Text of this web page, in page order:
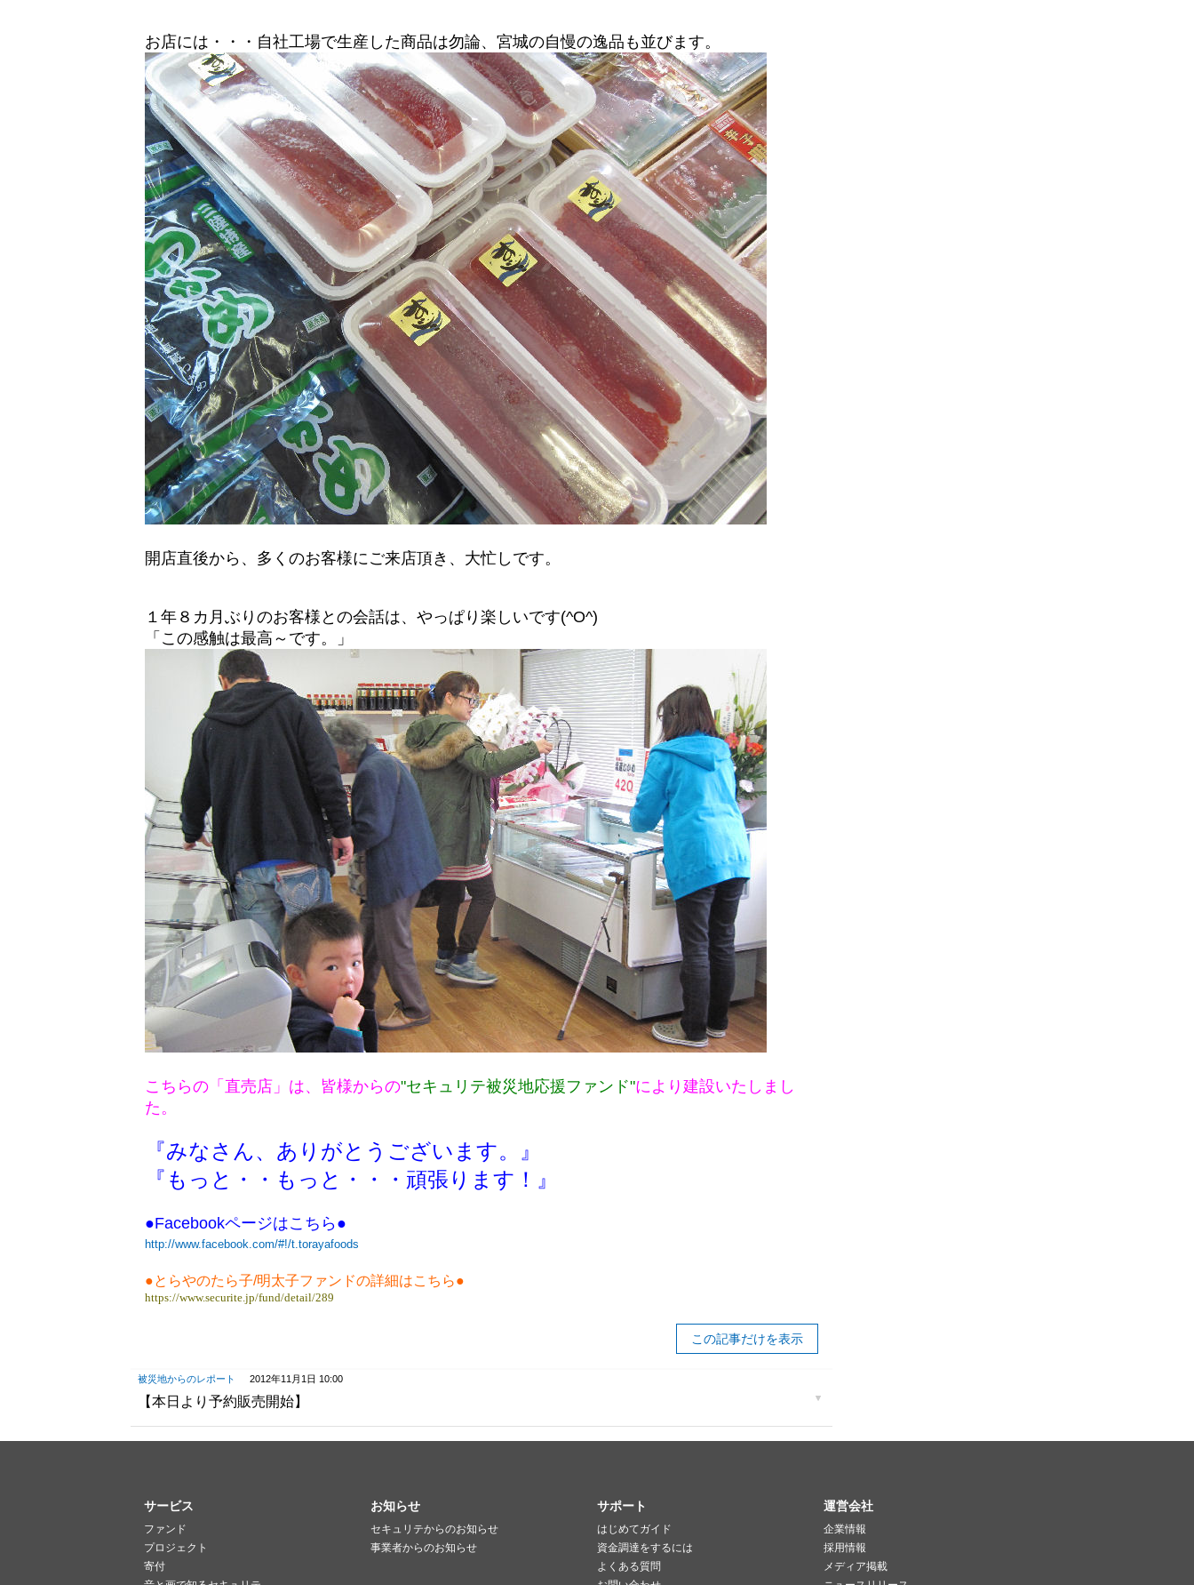
お店には・・・自社工場で生産した商品は勿論、宮城の自慢の逸品も並びます。
開店直後から、多くのお客様にご来店頂き、大忙しです。
１年８カ月ぶりのお客様との会話は、やっぱり楽しいです(^O^)
「この感触は最高～です。」
こちらの「直売店」は、皆様からの"セキュリテ被災地応援ファンド"により建設いたしまし
た。
『みなさん、ありがとうございます。』
『もっと・・もっと・・・頑張ります！』
●Facebookページはこちら●
http://www.facebook.com/#!/t.torayafoods
●とらやのたら子/明太子ファンドの詳細はこちら●
https://www.securite.jp/fund/detail/289
この記事だけを表示
被災地からのレポート 2012年11月1日 10:00
【本日より予約販売開始】
サービス
ファンド
プロジェクト
寄付
お知らせ
セキュリテからのお知らせ
事業者からのお知らせ
サポート
はじめてガイド
資金調達をするには
よくある質問
運営会社
企業情報
採用情報
メディア掲載